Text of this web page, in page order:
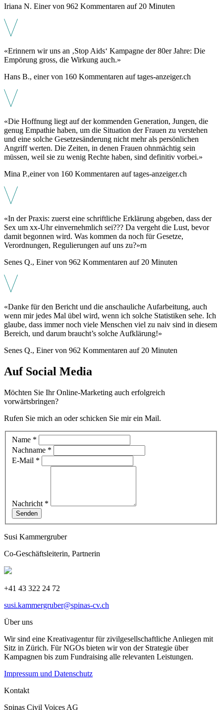
Iriana N. Einer von 962 Kommentaren auf 20 Minuten
«Erinnern wir uns an ‚Stop Aids‘ Kampagne der 80er Jahre: Die
Empörung gross, die Wirkung auch.»
Hans B., einer von 160 Kommentaren auf tages-anzeiger.ch
«Die Hoffnung liegt auf der kommenden Generation, Jungen, die
genug Empathie haben, um die Situation der Frauen zu verstehen
und eine solche Gesetzesänderung nicht mehr als persönlichen
Angriff werten. Die Zeiten, in denen Frauen ohnmächtig sein
müssen, weil sie zu wenig Rechte haben, sind definitiv vorbei.»
Mina P.,einer von 160 Kommentaren auf tages-anzeiger.ch
«In der Praxis: zuerst eine schriftliche Erklärung abgeben, dass der
Sex um xx-Uhr einvernehmlich sei??? Da vergeht die Lust, bevor
damit begonnen wird. Was kommen da noch für Gesetze,
Verordnungen, Regulierungen auf uns zu?»rn
Senes Q., Einer von 962 Kommentaren auf 20 Minuten
«Danke für den Bericht und die anschauliche Aufarbeitung, auch
wenn mir jedes Mal übel wird, wenn ich solche Statistiken sehe. Ich
glaube, dass immer noch viele Menschen viel zu naiv sind in diesem
Bereich, und darum braucht’s solche Aufklärung!»
Senes Q., Einer von 962 Kommentaren auf 20 Minuten
Auf Social Media
Möchten Sie Ihr Online-Marketing auch erfolgreich
vorwärtsbringen?
Rufen Sie mich an oder schicken Sie mir ein Mail.
Kontakt
Name *
Nachname *
E-Mail *
Nachricht *
Senden
Susi Kammergruber
Co-Geschäftsleiterin, Partnerin
+41 43 322 24 72
susi.kammergruber@spinas-cv.ch
Über uns
Wir sind eine Kreativagentur für zivilgesellschaftliche Anliegen mit
Sitz in Zürich. Für NGOs bieten wir von der Strategie über
Kampagnen bis zum Fundraising alle relevanten Leistungen.
Impressum und Datenschutz
Kontakt
Spinas Civil Voices AG